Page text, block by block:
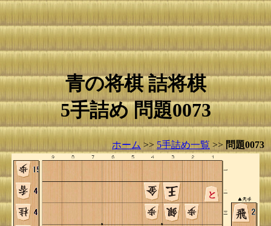
青の将棋 詰将棋
5手詰め 問題0073
ホーム >> 5手詰め一覧 >> 問題0073